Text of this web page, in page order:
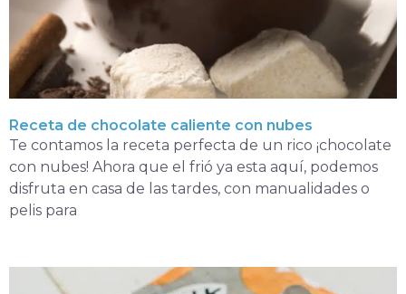
Receta de chocolate caliente con nubes
Te contamos la receta perfecta de un rico ¡chocolate
con nubes! Ahora que el frió ya esta aquí, podemos
disfruta en casa de las tardes, con manualidades o
pelis para